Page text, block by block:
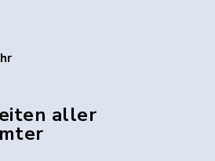
aller